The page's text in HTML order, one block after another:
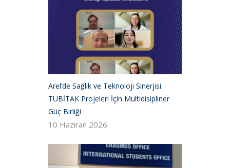
Arel’de Sağlık ve Teknoloji Sinerjisi:
TÜBİTAK Projeleri İçin Multidisipliner
Güç Birliği
10 Haziran 2026